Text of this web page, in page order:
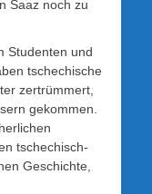
Saaz noch zu
Studenten und
tschechische
zertrümmert,
gekommen.
tschechisch-
Geschichte,